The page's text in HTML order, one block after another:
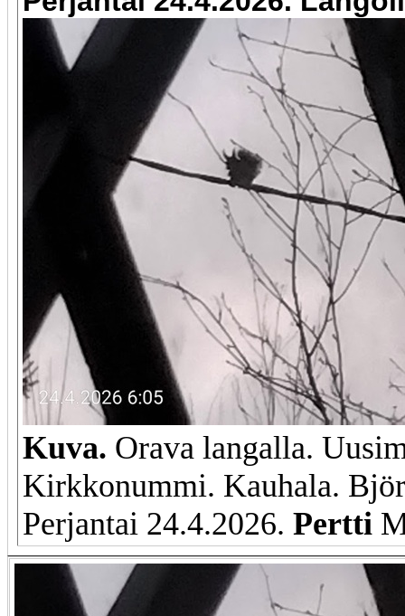
Kuva. Orava langalla.
Kirkkonummi. Kauhala.
Perjantai 24.4.2026. Pertti